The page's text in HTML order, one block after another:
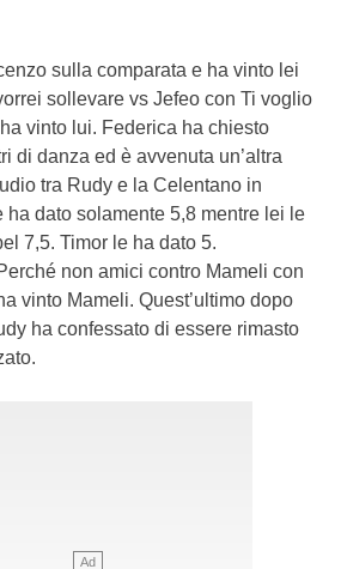
sulla comparata e ha vinto lei
sollevare vs Jefeo con Ti voglio
vinto lui. Federica ha chiesto
di danza ed è avvenuta un’altra
tra Rudy e la Celentano in
ha dato solamente 5,8 mentre lei le
7,5. Timor le ha dato 5.
non amici contro Mameli con
vinto Mameli. Quest’ultimo dopo
ha confessato di essere rimasto